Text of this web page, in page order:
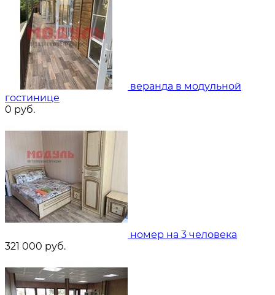
веранда в модульной
гостинице
0 руб.
номер на 3 человека
321 000 руб.